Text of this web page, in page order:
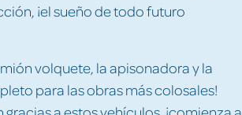
¡el sueño de todo futuro
volquete, la apisonadora y la
para las obras más colosales!
a estos vehículos, ¡comienza a